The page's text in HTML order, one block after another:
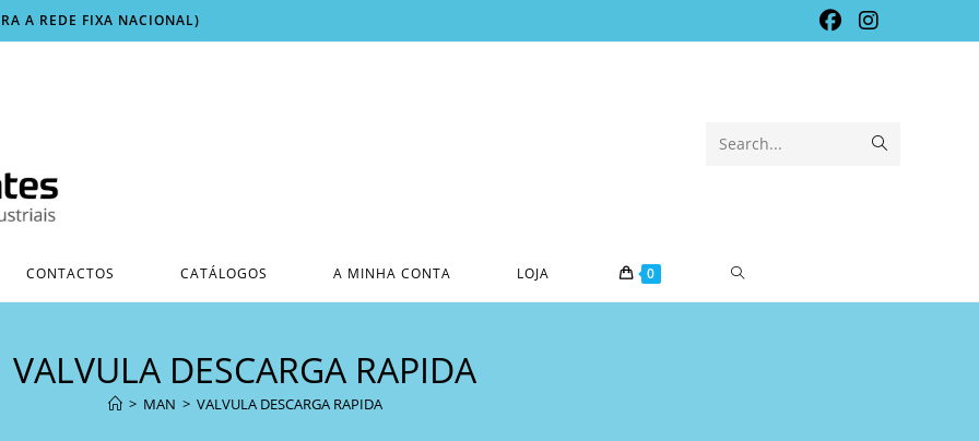
A REDE FIXA NACIONAL)
Search...
CONTACTOS CATÁLOGOS A MINHA CONTA LOJA 0 TOGGLE
VALVULA DESCARGA RAPIDA
> MAN > VALVULA DESCARGA RAPIDA